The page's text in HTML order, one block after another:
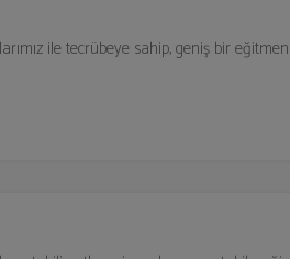
ile tecrübeye sahip, geniş bir